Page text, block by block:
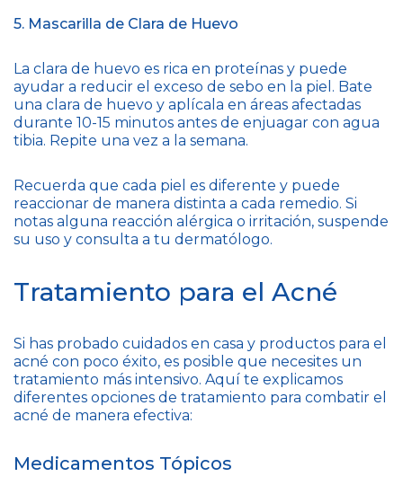
5. Mascarilla de Clara de Huevo
La clara de huevo es rica en proteínas y puede
ayudar a reducir el exceso de sebo en la piel. Bate
una clara de huevo y aplícala en áreas afectadas
durante 10-15 minutos antes de enjuagar con agua
tibia. Repite una vez a la semana.
Recuerda que cada piel es diferente y puede
reaccionar de manera distinta a cada remedio. Si
notas alguna reacción alérgica o irritación, suspende
su uso y consulta a tu dermatólogo.
Tratamiento para el Acné
Si has probado cuidados en casa y productos para el
acné con poco éxito, es posible que necesites un
tratamiento más intensivo. Aquí te explicamos
diferentes opciones de tratamiento para combatir el
acné de manera efectiva:
Medicamentos Tópicos